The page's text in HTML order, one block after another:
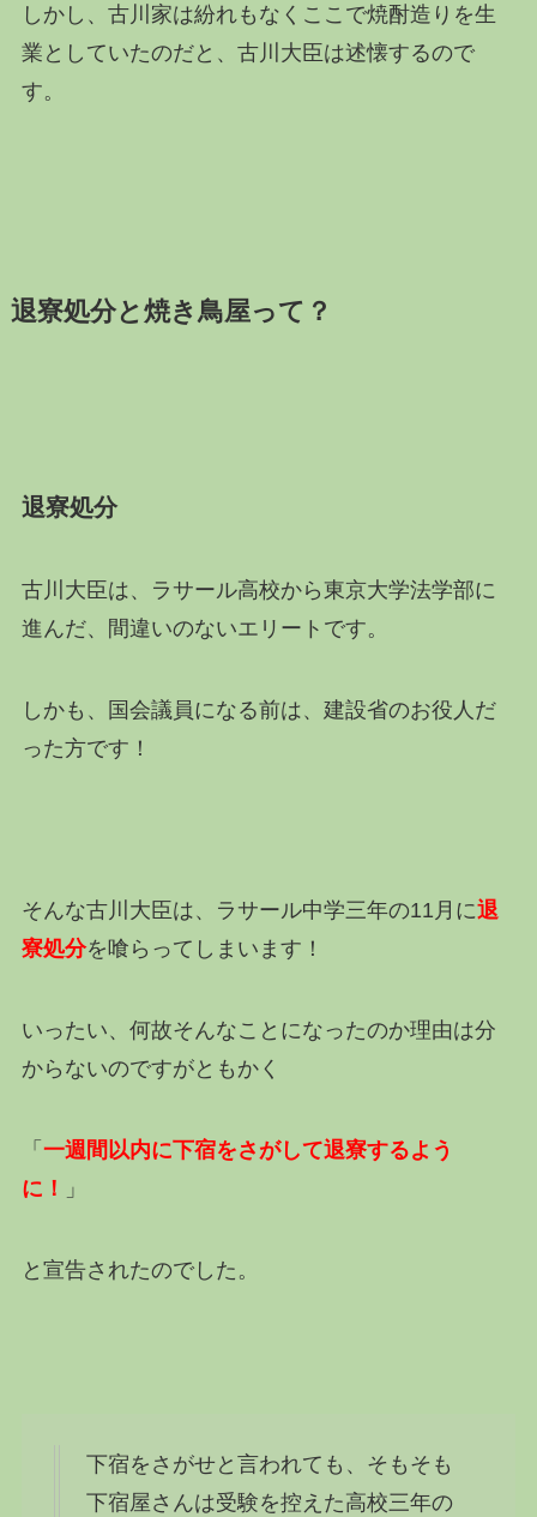
しかし、古川家は紛れもなくここで焼酎造りを生
業としていたのだと、古川大臣は述懐するので
す。
退寮処分と焼き鳥屋って？
退寮処分
古川大臣は、ラサール高校から東京大学法学部に
進んだ、間違いのないエリートです。
しかも、国会議員になる前は、建設省のお役人だ
った方です！
そんな古川大臣は、ラサール中学三年の11月に退
寮処分を喰らってしまいます！
いったい、何故そんなことになったのか理由は分
からないのですがともかく
「 一週間以内に下宿をさがして退寮するよう
に！
」
と宣告されたのでした。
下宿をさがせと言われても、そもそも
下宿屋さんは受験を控えた高校三年の